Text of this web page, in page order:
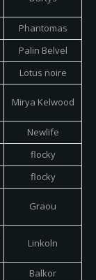
Phantomas
Palin Belvel
Lotus noire
Mirya Kelwood
Newlife
flocky
flocky
Graou
Linkoln
Balkor